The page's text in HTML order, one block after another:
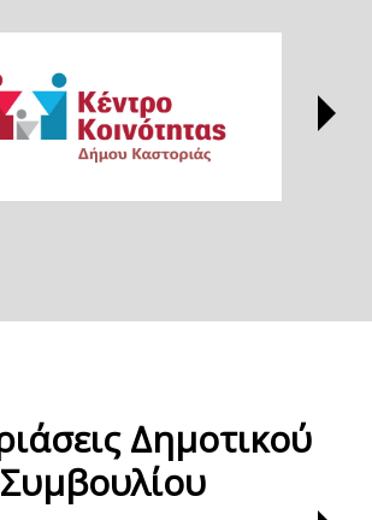
Δημοτικού
Συμβουλίου